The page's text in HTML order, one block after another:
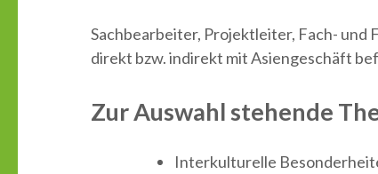
Sachbearbeiter, Projektleiter, Fach- und
direkt bzw. indirekt mit Asiengeschäft
Zur Auswahl stehende
Interkulturelle